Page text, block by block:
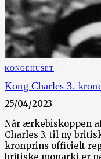
KONGEHUSET
Kong Charles 3.
25/04/2023
Når ærkebiskoppen
Charles 3. til ny
kronprins officielt
britiske monarki er